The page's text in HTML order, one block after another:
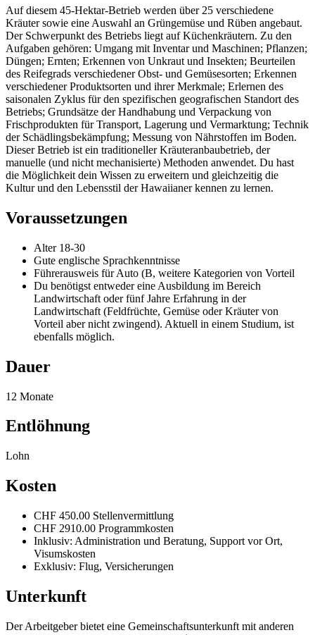
Auf diesem 45-Hektar-Betrieb werden über 25 verschiedene
Kräuter sowie eine Auswahl an Grüngemüse und Rüben angebaut.
Der Schwerpunkt des Betriebs liegt auf Küchenkräutern. Zu den
Aufgaben gehören: Umgang mit Inventar und Maschinen; Pflanzen;
Düngen; Ernten; Erkennen von Unkraut und Insekten; Beurteilen
des Reifegrads verschiedener Obst- und Gemüsesorten; Erkennen
verschiedener Produktsorten und ihrer Merkmale; Erlernen des
saisonalen Zyklus für den spezifischen geografischen Standort des
Betriebs; Grundsätze der Handhabung und Verpackung von
Frischprodukten für Transport, Lagerung und Vermarktung; Technik
der Schädlingsbekämpfung; Messung von Nährstoffen im Boden.
Dieser Betrieb ist ein traditioneller Kräuteranbaubetrieb, der
manuelle (und nicht mechanisierte) Methoden anwendet. Du hast
die Möglichkeit dein Wissen zu erweitern und gleichzeitig die
Kultur und den Lebensstil der Hawaiianer kennen zu lernen.
Voraussetzungen
Alter 18-30
Gute englische Sprachkenntnisse
Führerausweis für Auto (B, weitere Kategorien von Vorteil
Du benötigst entweder eine Ausbildung im Bereich
Landwirtschaft oder fünf Jahre Erfahrung in der
Landwirtschaft (Feldfrüchte, Gemüse oder Kräuter von
Vorteil aber nicht zwingend). Aktuell in einem Studium, ist
ebenfalls möglich.
Dauer
12 Monate
Entlöhnung
Lohn
Kosten
CHF 450.00 Stellenvermittlung
CHF 2910.00 Programmkosten
Inklusiv: Administration und Beratung, Support vor Ort,
Visumskosten
Exklusiv: Flug, Versicherungen
Unterkunft
Der Arbeitgeber bietet eine Gemeinschaftsunterkunft mit anderen